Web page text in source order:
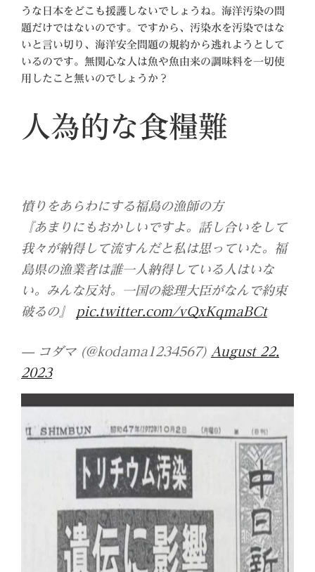
うな日本をどこも援護しないでしょうね。海洋汚染の問
題だけではないのです。ですから、汚染水を汚染ではな
いと言い切り、海洋安全問題の規約から逃れようとして
いるのです。無関心な人は魚や魚由来の調味料を一切使
用したこと無いのでしょうか？
人為的な食糧難
憤りをあらわにする福島の漁師の方
『あまりにもおかしいですよ。話し合いをして
我々が納得して流すんだと私は思っていた。福
島県の漁業者は誰一人納得している人はいな
い。みんな反対。一国の総理大臣がなんで約束
破るの』
pic.twitter.com/vQxKqmaBCt
— コダマ (@kodama1234567) August 22,
2023